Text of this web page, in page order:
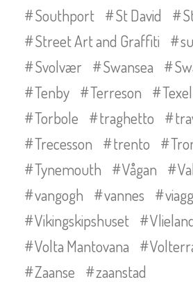
Southport
St David
Street Art and Graffiti
Svolvær
Swansea
Tenby
Terreson Texel
Torbole
traghetto
Trecesson
trento
Tynemouth
Vågan
vangogh
vannes
Vikingskipshuset
Volta Mantovana
Zaanse
zaanstad